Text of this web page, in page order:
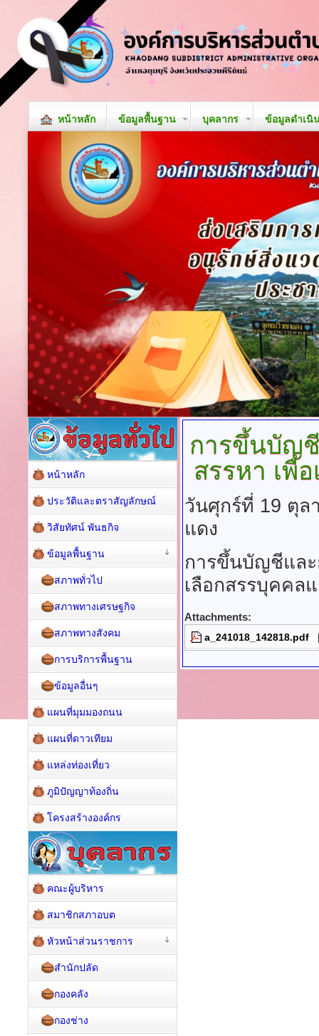
หน้าหลัก ข้อมูลพื้นฐาน บุคลากร ข้อมูลดำเนิ
การขึ้นบัญ
สรรหา เพื่
วันศุกร์ที่ 19 ตุล
แดง
การขึ้นบัญชีและ
เลือกสรรบุคคล
Attachments:
a_241018_142818.pdf
หน้าหลัก
ประวัติและตราสัญลักษณ์
วิสัยทัศน์ พันธกิจ
ข้อมูลพื้นฐาน
สภาพทั่วไป
สภาพทางเศรษฐกิจ
สภาพทางสังคม
การบริการพื้นฐาน
ข้อมูลอื่นๆ
แผนที่มุมมองถนน
แผนที่ดาวเทียม
แหล่งท่องเที่ยว
ภูมิปัญญาท้องถิ่น
โครงสร้างองค์กร
คณะผู้บริหาร
สมาชิกสภาอบต
หัวหน้าส่วนราชการ
สำนักปลัด
กองคลัง
กองช่าง